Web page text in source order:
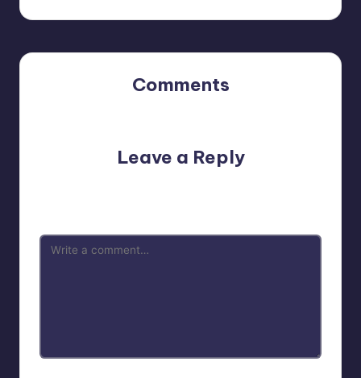
Comments
Leave a Reply